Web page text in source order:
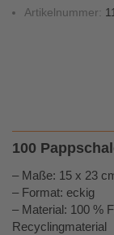
Artikelnummer:
100
– Maße: 15 x 23
– Format: eckig
– Material: 100 %
Recyclingmaterial